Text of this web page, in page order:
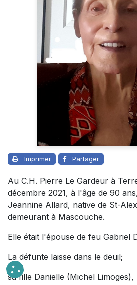
Imprimer Partager
Au C.H. Pierre Le Gardeur à
décembre 2021, à l'âge de 90
Jeannine Allard, native de St-
demeurant à Mascouche.
Elle était l'épouse de feu Gabriel
La défunte laisse dans le deuil;
sa fille Danielle (Michel Limoges),